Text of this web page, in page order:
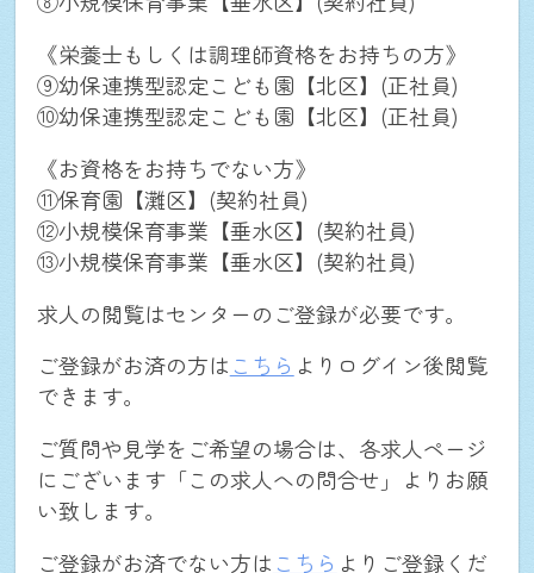
《栄養士もしくは調理師資格をお持ちの方》
⑨幼保連携型認定こども園【北区】(正社員)
⑩幼保連携型認定こども園【北区】(正社員)
《お資格をお持ちでない方》
⑪保育園【灘区】(契約社員)
⑫小規模保育事業【垂水区】(契約社員)
⑬小規模保育事業【垂水区】(契約社員)
求人の閲覧はセンターのご登録が必要です。
ご登録がお済の方は こちら よりログイン後閲覧
できます。
ご質問や見学をご希望の場合は、各求人ページ
にございます「この求人への問合せ」よりお願
い致します。
ご登録がお済でない方は こちら よりご登録くだ